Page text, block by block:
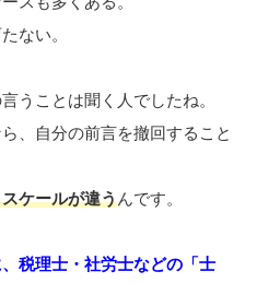
ない。
うことは聞く人でしたね。
、自分の前言を撤回すること
ケールが違うんです。
税理士・社労士などの「士